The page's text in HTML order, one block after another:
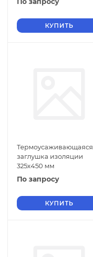
КУПИТЬ
Термоусаживающаяся
заглушка изоляции
325х450 мм
По запросу
КУПИТЬ